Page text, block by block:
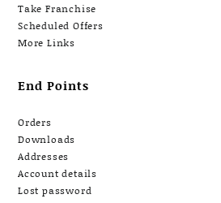
Take Franchise
Scheduled Offers
More Links
End Points
Orders
Downloads
Addresses
Account details
Lost password